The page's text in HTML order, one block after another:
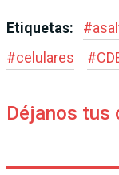
Etiquetas: #
#celulares #
Déjanos tus